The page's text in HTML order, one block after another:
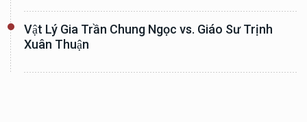
Vật Lý Gia Trần Chung Ngọc vs. Giáo Sư Trịnh
Xuân Thuận